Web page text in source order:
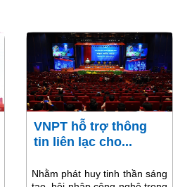
VNPT hỗ trợ thông
tin liên lạc cho...
Nhằm phát huy tinh thần sáng